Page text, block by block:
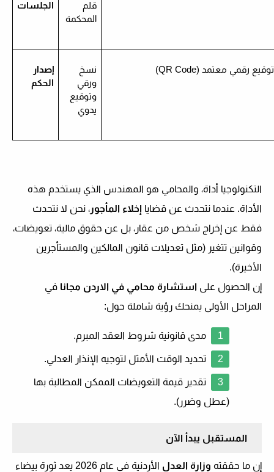
الجلسات
قلم
المحكمة
إصدار
الحكم
نسخ
ورقي
وتوقيع
يدوي
توقيع رقمي معتمد (QR Code)
التكنولوجيا أداة، والمحامي هو المهندس الذي يستخدم هذه
الأداة. عندما نتحدث عن قضايا إخلاء المأجور، نحن لا نتحدث
فقط عن إخراج شخص من عقار، بل عن حقوق مالية، تعويضات،
وقوانين تتغير (مثل تعديلات قانون المالكين والمستأجرين
الأخيرة).
إن الحصول على استشارة محامي في الاردن مجانا في
المراحل الأولى يمنحك رؤية شاملة حول:
مدى قانونية شروط العقد المبرم.
تحديد الوقت الأمثل لتوجيه الإنذار العدلي.
تقدير قيمة التعويضات الممكن المطالبة بها
(عطل وضرر).
المستقبل يبدأ الآن
إن ما حققته وزارة العدل
الأردنية في عام 2026 يعد ثورة بيضاء